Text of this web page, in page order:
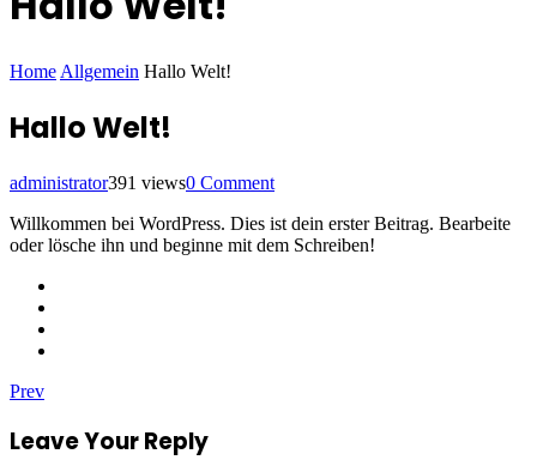
Home Allgemein Hallo Welt!
Hallo Welt!
administrator391 views0 Comment
Willkommen bei WordPress. Dies ist dein erster Beitrag. Bearbeite
oder lösche ihn und beginne mit dem Schreiben!
Beitragsnavigation
Previous
Prev
Leave YourReply